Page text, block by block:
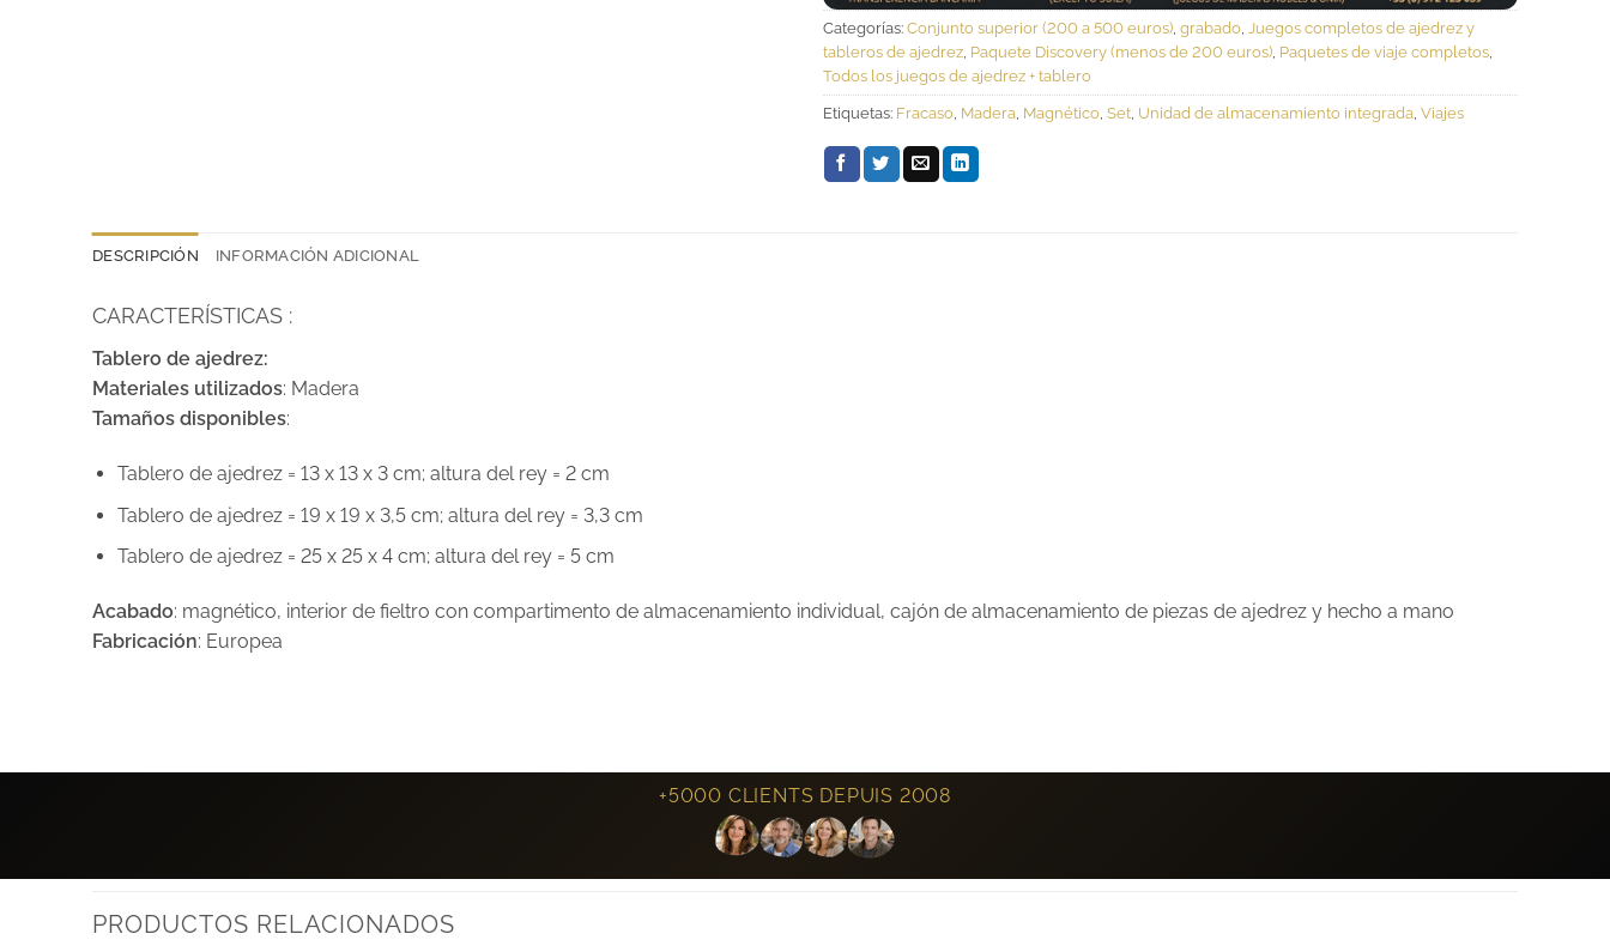
Categorías: Conjunto superior (200 a 500 euros) grabado Juegos completos de ajedrez y
tableros de ajedrez Paquete Discovery (menos de 200 euros) Paquetes de viaje completos
Todos los juegos de ajedrez + tablero
Etiquetas: Fracaso Madera Magnético Set Unidad de almacenamiento integrada Viajes
DESCRIPCIÓN INFORMACIÓN ADICIONAL
CARACTERÍSTICAS :
Tablero de ajedrez:
Materiales utilizados: Madera
Tamaños disponibles:
Tablero de ajedrez = 13 x 13 x 3 cm; altura del rey = 2 cm
Tablero de ajedrez = 19 x 19 x 3,5 cm; altura del rey = 3,3 cm
Tablero de ajedrez = 25 x 25 x 4 cm; altura del rey = 5 cm
Acabado: magnético, interior de fieltro con compartimento de almacenamiento individual, cajón de almacenamiento de piezas de ajedrez y hecho a mano
Fabricación: Europea
+5000 CLIENTS DEPUIS 2008
PRODUCTOS RELACIONADOS